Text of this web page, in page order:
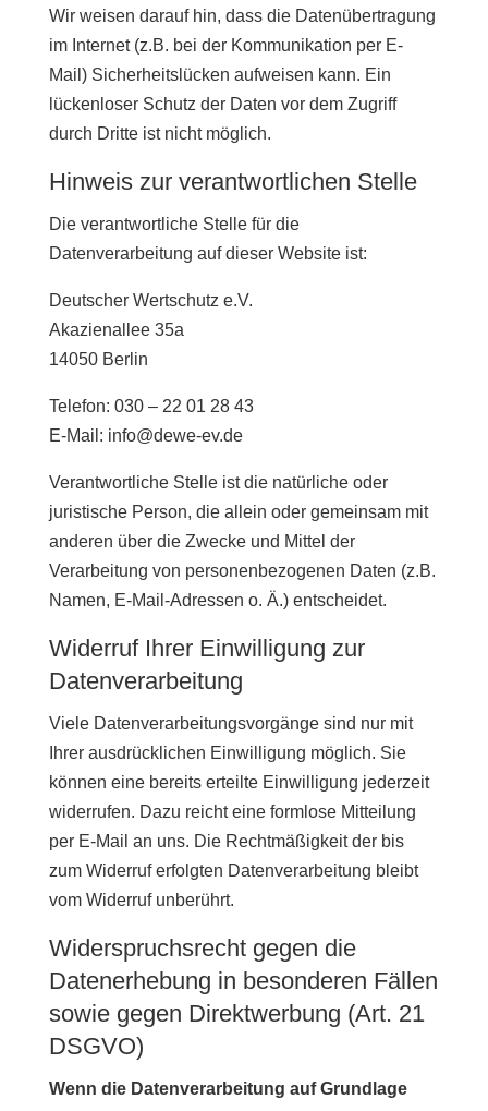
Wir weisen darauf hin, dass die Datenübertragung
im Internet (z.B. bei der Kommunikation per E-
Mail) Sicherheitslücken aufweisen kann. Ein
lückenloser Schutz der Daten vor dem Zugriff
durch Dritte ist nicht möglich.
Hinweis zur verantwortlichen Stelle
Die verantwortliche Stelle für die
Datenverarbeitung auf dieser Website ist:
Deutscher Wertschutz e.V.
Akazienallee 35a
14050 Berlin
Telefon: 030 – 22 01 28 43
E-Mail: info@dewe-ev.de
Verantwortliche Stelle ist die natürliche oder
juristische Person, die allein oder gemeinsam mit
anderen über die Zwecke und Mittel der
Verarbeitung von personenbezogenen Daten (z.B.
Namen, E-Mail-Adressen o. Ä.) entscheidet.
Widerruf Ihrer Einwilligung zur
Datenverarbeitung
Viele Datenverarbeitungsvorgänge sind nur mit
Ihrer ausdrücklichen Einwilligung möglich. Sie
können eine bereits erteilte Einwilligung jederzeit
widerrufen. Dazu reicht eine formlose Mitteilung
per E-Mail an uns. Die Rechtmäßigkeit der bis
zum Widerruf erfolgten Datenverarbeitung bleibt
vom Widerruf unberührt.
Widerspruchsrecht gegen die
Datenerhebung in besonderen Fällen
sowie gegen Direktwerbung (Art. 21
DSGVO)
Wenn die Datenverarbeitung auf Grundlage